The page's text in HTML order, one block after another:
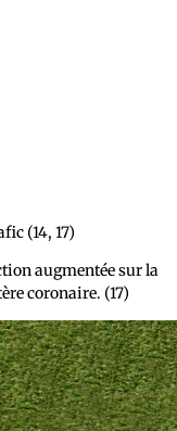
(14, 17)
augmentée sur la
coronaire. (17)